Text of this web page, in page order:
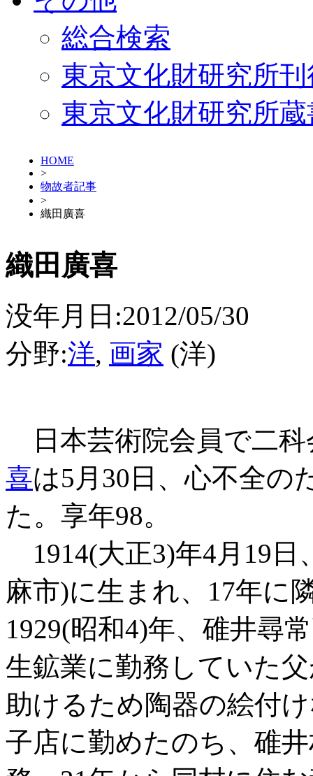
総合検索
東京文化財研究所
東京文化財研究所
HOME
>
物故者記事
>
織田廣喜
織田廣喜
没年月日:2012/05/30
分野:洋, 画家 (洋)
日本芸術院会員で二科
喜は5月30日、心不全の
た。享年98。
1914(大正3)年4月19日
麻市)に生まれ、17年に
1929(昭和4)年、碓井尋
生鉱業に勤務していた
助けるため陶器の絵付
子店に勤めたのち、碓